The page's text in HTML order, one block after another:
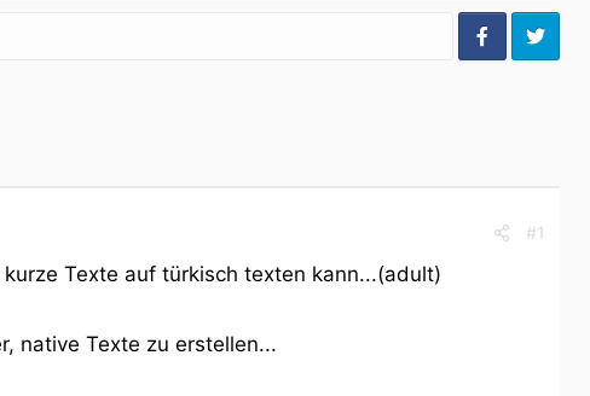
#1
Texte auf türkisch texten kann...(adult)
native Texte zu erstellen...